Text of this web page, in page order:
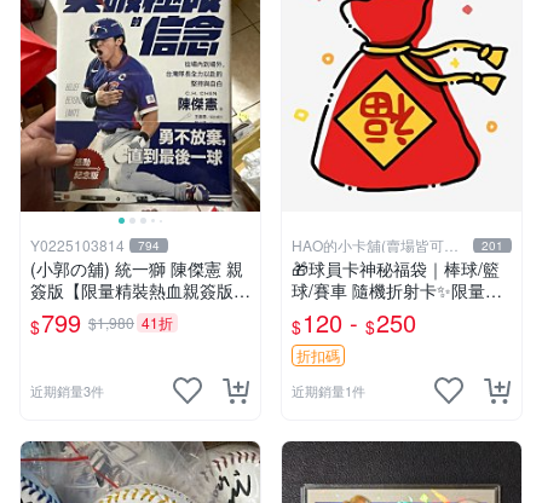
Y0225103814 794
(小郭の舖) 統一獅 陳傑憲 親
簽版【限量精裝熱血親簽版】
突破極限的信念 全新未拆封
照片是自己開封一本拍的 出
$799 $1,980 41折
近期銷量3件
HAO的小卡舖(賣場皆可議
價
201
🎁球員卡神秘福袋｜棒球/籃
球/賽車 隨機折射卡✨限量平
行卡等你抽！
$120 - $250
折扣碼
近期銷量1件